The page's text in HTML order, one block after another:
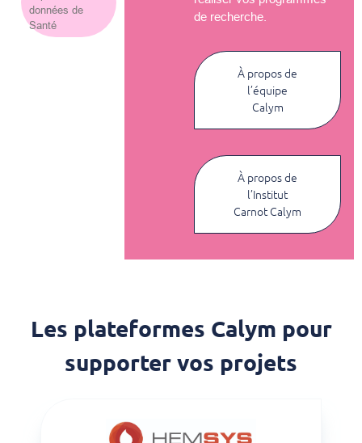
données de
Santé
de recherche.
À propos de
l’équipe
Calym
À propos de
l’Institut
Carnot Calym
Les plateformes Calym pour
supporter vos projets